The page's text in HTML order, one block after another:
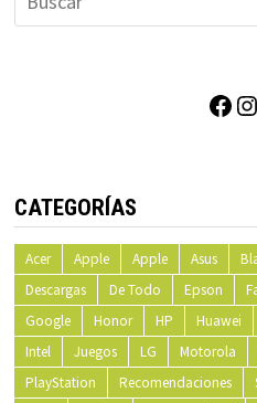
CATEGORÍAS
Acer Apple Apple Asus
Descargas
De Todo Epson
Google
Honor HP Huawei
Intel
Juegos LG Motorola
PlayStation
Recomendaciones